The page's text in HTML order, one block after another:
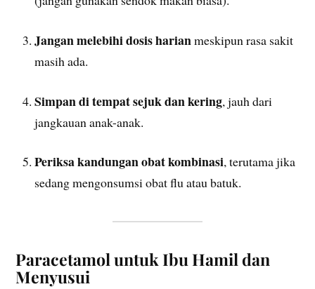
Jangan melebihi dosis harianmeskipun rasa sakit
masih ada.
Simpan di tempat sejuk dan kering, jauh dari
jangkauan anak-anak.
Periksa kandungan obat kombinasi, terutama jika
sedang mengonsumsi obat flu atau batuk.
Paracetamol untuk Ibu Hamil dan
Menyusui